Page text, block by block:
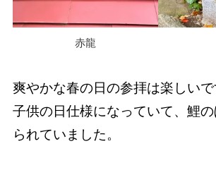
赤龍
爽やかな春の日の参拝は楽しい
子供の日仕様になっていて、鯉
られていました。